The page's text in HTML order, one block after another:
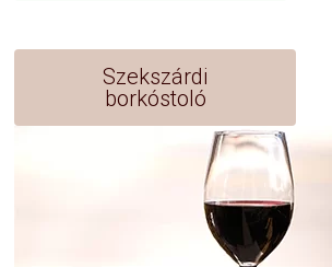
Szekszárdi
borkóstoló